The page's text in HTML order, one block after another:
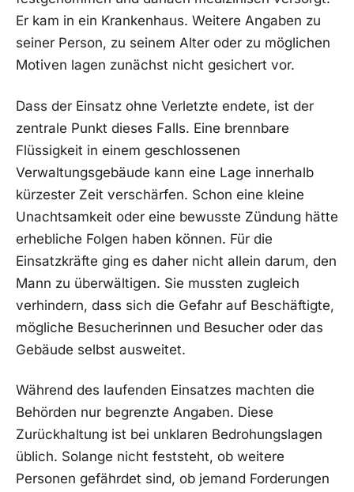
Er kam in ein Krankenhaus. Weitere Angaben zu
seiner Person, zu seinem Alter oder zu möglichen
Motiven lagen zunächst nicht gesichert vor.
Dass der Einsatz ohne Verletzte endete, ist der
zentrale Punkt dieses Falls. Eine brennbare
Flüssigkeit in einem geschlossenen
Verwaltungsgebäude kann eine Lage innerhalb
kürzester Zeit verschärfen. Schon eine kleine
Unachtsamkeit oder eine bewusste Zündung hätte
erhebliche Folgen haben können. Für die
Einsatzkräfte ging es daher nicht allein darum, den
Mann zu überwältigen. Sie mussten zugleich
verhindern, dass sich die Gefahr auf Beschäftigte,
mögliche Besucherinnen und Besucher oder das
Gebäude selbst ausweitet.
Während des laufenden Einsatzes machten die
Behörden nur begrenzte Angaben. Diese
Zurückhaltung ist bei unklaren Bedrohungslagen
üblich. Solange nicht feststeht, ob weitere
Personen gefährdet sind, ob jemand Forderungen